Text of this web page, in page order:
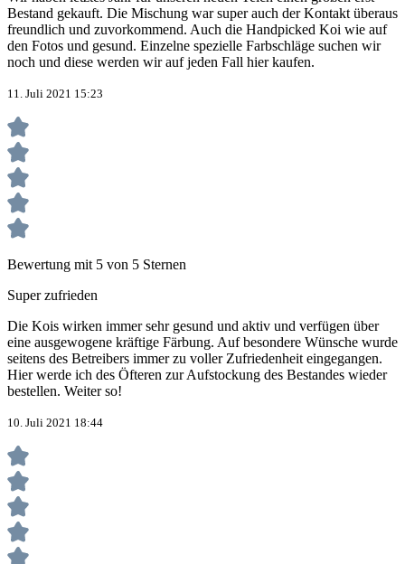
Bestand gekauft. Die Mischung war super auch der Kontakt überaus
freundlich und zuvorkommend. Auch die Handpicked Koi wie auf
den Fotos und gesund. Einzelne spezielle Farbschläge suchen wir
noch und diese werden wir auf jeden Fall hier kaufen.
11. Juli 2021 15:23
Bewertung mit 5 von 5 Sternen
Super zufrieden
Die Kois wirken immer sehr gesund und aktiv und verfügen über
eine ausgewogene kräftige Färbung. Auf besondere Wünsche wurde
seitens des Betreibers immer zu voller Zufriedenheit eingegangen.
Hier werde ich des Öfteren zur Aufstockung des Bestandes wieder
bestellen. Weiter so!
10. Juli 2021 18:44